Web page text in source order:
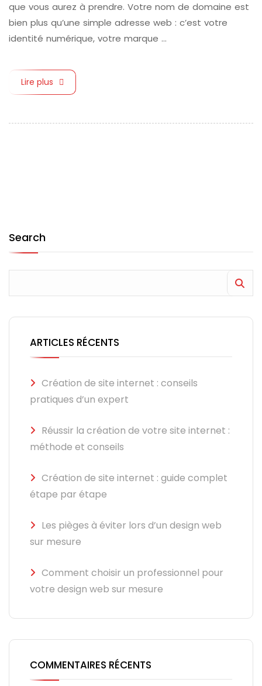
que vous aurez à prendre. Votre nom de domaine est
bien plus qu’une simple adresse web : c’est votre
identité numérique, votre marque …
Lire plus
Search
ARTICLES RÉCENTS
Création de site internet : conseils
pratiques d’un expert
Réussir la création de votre site internet :
méthode et conseils
Création de site internet : guide complet
étape par étape
Les pièges à éviter lors d’un design web
sur mesure
Comment choisir un professionnel pour
votre design web sur mesure
COMMENTAIRES RÉCENTS